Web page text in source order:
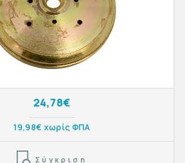
24,78€
19,98€ χωρίς ΦΠΑ
Σύγκριση